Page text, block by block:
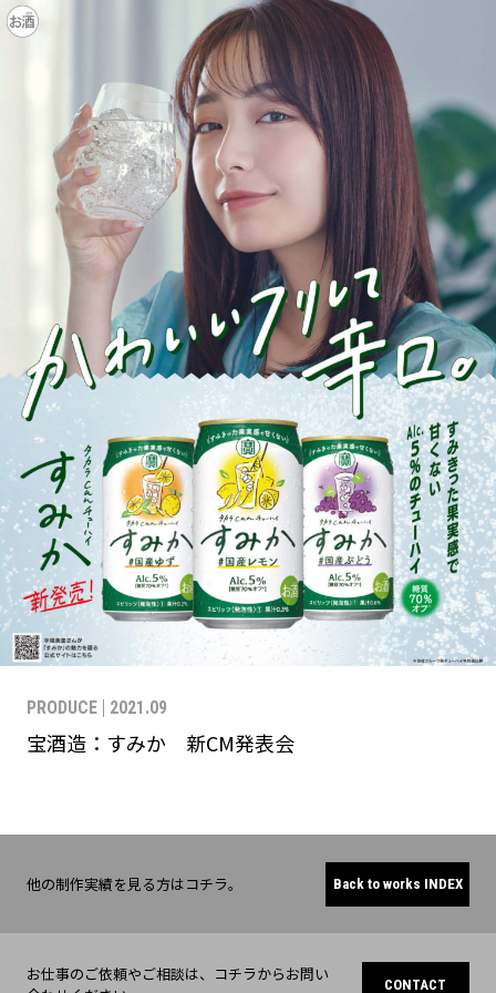
PRODUCE 2021.09
宝酒造：すみか 新CM発表会
Back to works INDEX
他の制作実績を見る方はコチラ。
CONTACT
お仕事のご依頼やご相談は、コチラからお問い